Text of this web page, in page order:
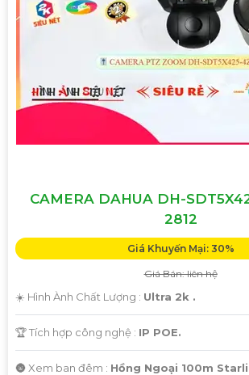
CAMERA DAHUA DH-
2812
Giá Khuyến Mại: 30%
Giá Bán: liên hệ
☀️ Hình Ành Chất Lượng : Ultra 2k .
🏆 Tích hợp công nghệ : IP POE.
🌚 Xem ban đêm : Hồng Ngoại 100m